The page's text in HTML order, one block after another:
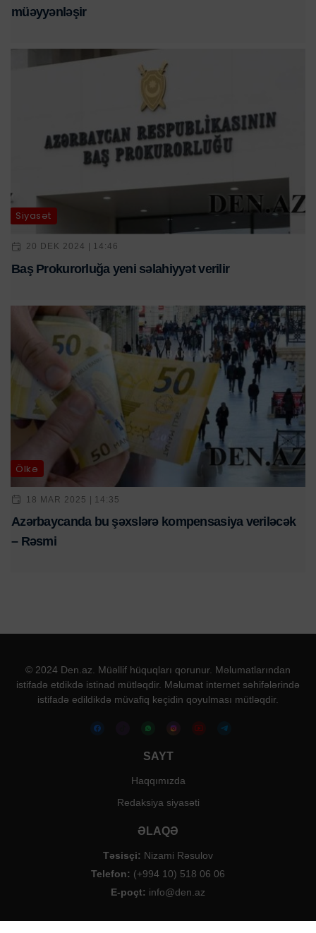
müəyyənləşir
Siyasət
20 DEK 2024 | 14:46
Baş Prokurorluğa yeni səlahiyyət verilir
Ölkə
18 MAR 2025 | 14:35
Azərbaycanda bu şəxslərə kompensasiya veriləcək
– Rəsmi
© 2024 Den.az. Müəllif hüquqları qorunur. Məlumatlarından
istifadə etdikdə istinad mütləqdir. Məlumat internet səhifələrində
istifadə edildikdə müvafiq keçidin qoyulması mütləqdir.
SAYT
Haqqımızda
Redaksiya siyasəti
ƏLAQƏ
Təsisçi: Nizami Rəsulov
Telefon: (+994 10) 518 06 06
E-poçt: info@den.az